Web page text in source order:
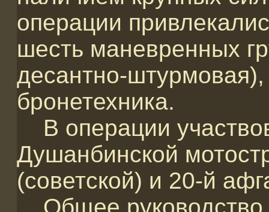
операции
шесть маневренных
десантно-штурмовая),
бронетехника.
В операции
Душанбинской
(советской) и 20-й
Общее руководство